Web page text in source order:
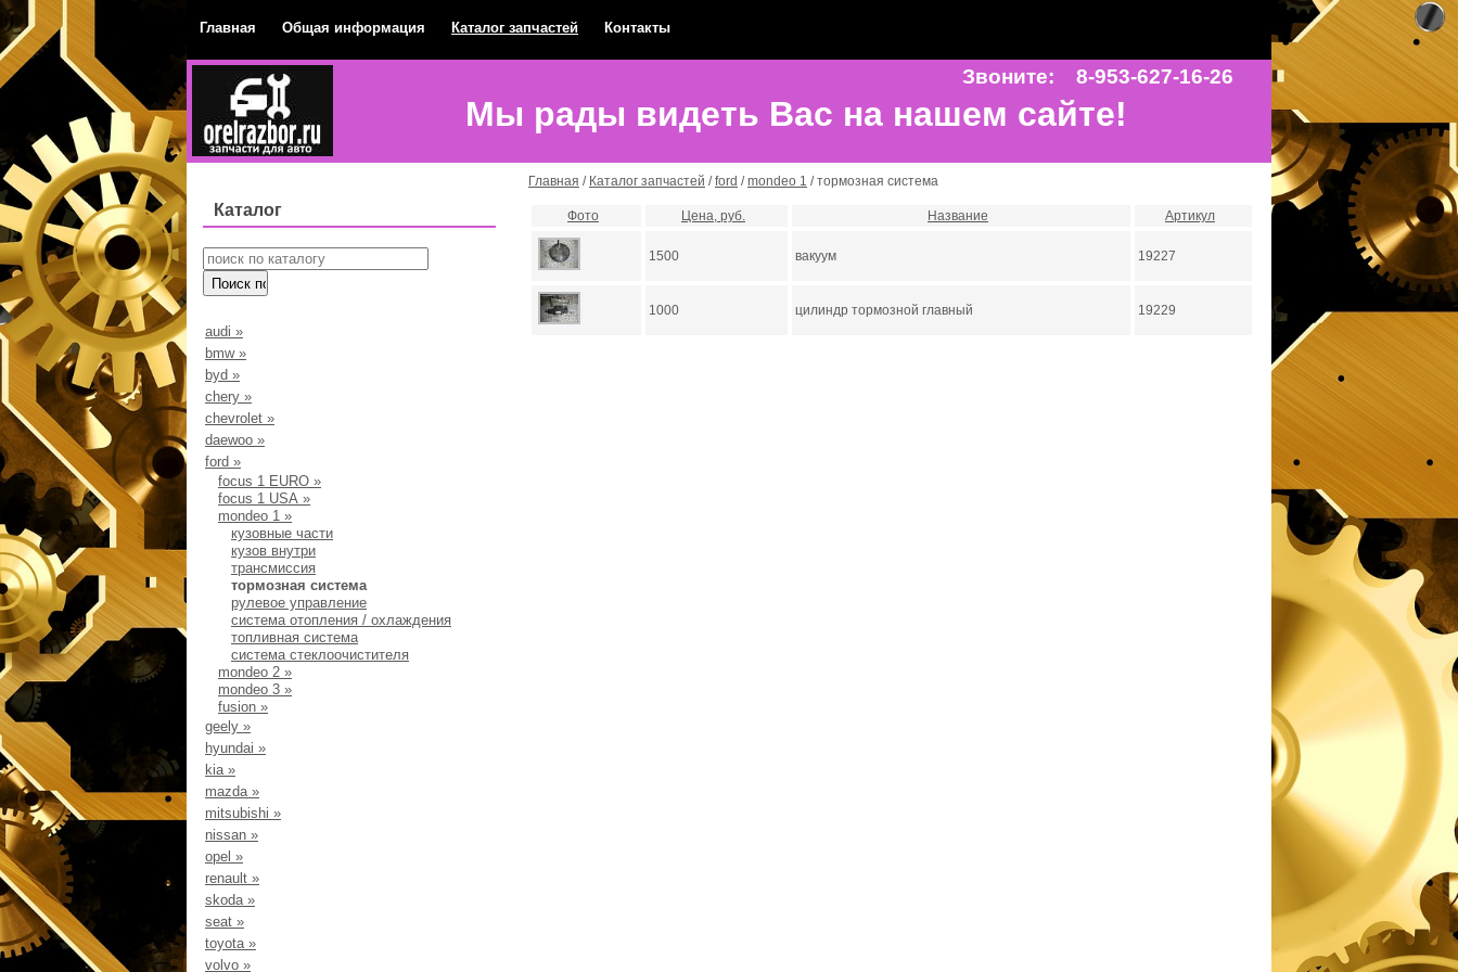
Главная Общая информация Каталог запчастей Контакты
Звоните: 8-953-627-16-26
Мы рады видеть Вас на нашем сайте!
Каталог
audi »
bmw»
byd »
chery »
chevrolet »
daewoo »
ford »
focus 1 EURO »
focus 1 USA »
mondeo 1 »
кузовные части
кузов внутри
трансмиссия
тормозная система
рулевое управление
система отопления / охлаждения
топливная система
система стеклоочистителя
mondeo 2 »
mondeo 3 »
fusion »
geely »
hyundai »
kia»
mazda»
mitsubishi »
nissan »
opel »
renault »
skoda»
seat »
toyota»
volvo »
Главная / Каталог запчастей /ford /mondeo 1 / тормозная система
Фото Цена, руб. Название Артикул
1500 вакуум 19227
1000 цилиндр тормозной главный 19229